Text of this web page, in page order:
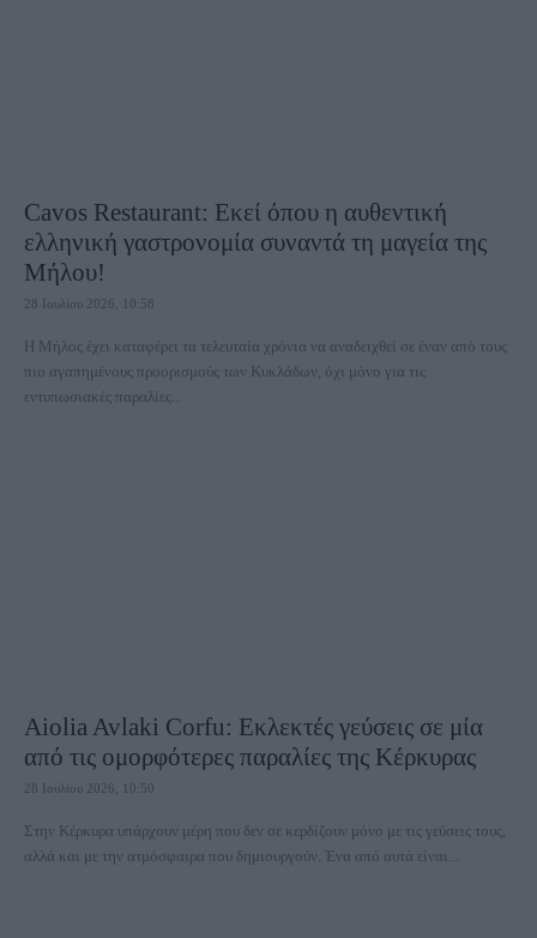
Cavos Restaurant: Εκεί όπου η αυθεντική
ελληνική γαστρονομία συναντά τη μαγεία της
Μήλου!
28 Ιουλίου 2026, 10:58
H Μήλος έχει καταφέρει τα τελευταία χρόνια να αναδειχθεί σε έναν από τους
πιο αγαπημένους προορισμούς των Κυκλάδων, όχι μόνο για τις
εντυπωσιακές παραλίες...
Aiolia Avlaki Corfu: Εκλεκτές γεύσεις σε μία
από τις ομορφότερες παραλίες της Κέρκυρας
28 Ιουλίου 2026, 10:50
Στην Κέρκυρα υπάρχουν μέρη που δεν σε κερδίζουν μόνο με τις γεύσεις τους,
αλλά και με την ατμόσφαιρα που δημιουργούν. Ένα από αυτά είναι...